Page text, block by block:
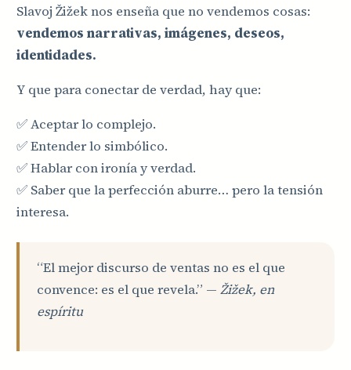
Slavoj Žižek nos enseña que no vendemos cosas:
vendemos narrativas, imágenes, deseos,
identidades.
Y que para conectar de verdad, hay que:
✅ Aceptar lo complejo.
✅ Entender lo simbólico.
✅ Hablar con ironía y verdad.
✅ Saber que la perfección aburre… pero la tensión
interesa.
“El mejor discurso de ventas no es el que
convence: es el que revela.” —Žižek, en
espíritu